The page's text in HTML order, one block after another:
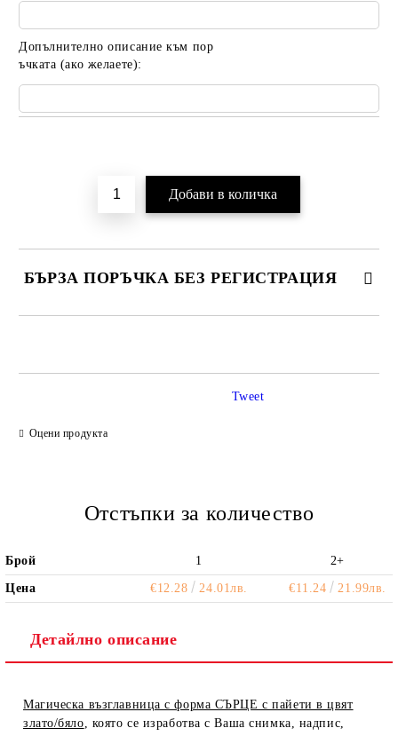
Допълнително описание към пор
ъчката (ако желаете):
БЪРЗА ПОРЪЧКА БЕЗ РЕГИСТРАЦИЯ
Оцени продукта
Tweet
Отстъпки за количество
Брой 1 2+
Цена €12.28 24.01лв. €11.24 21.99лв.
Детайлно описание
Магическа възглавница с форма СЪРЦЕ с пайети в цвят
злато/бяло, която се изработва с Ваша снимка, надпис,